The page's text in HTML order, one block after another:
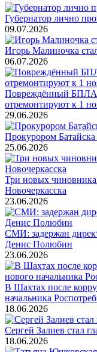
Губернатор лично
09.07.2026
Игорь Малиночка
06.07.2026
Повреждённый БПЛА
отремонтируют к 1
29.06.2026
Прокурором
25.06.2026
Три новых
Новочеркасска
23.06.2026
СМИ: задержан
Денис Полюбин
23.06.2026
В Шахтах после
начальника
18.06.2026
Сергей Залиев стал
18.06.2026